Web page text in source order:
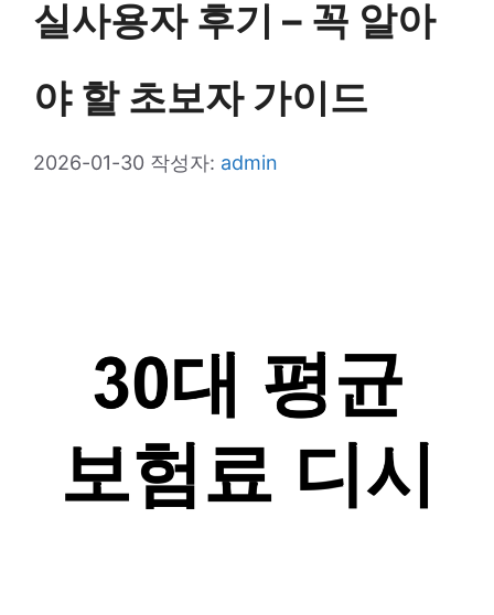
실사용자 후기 – 꼭 알아
야 할 초보자 가이드
2026-01-30 작성자: admin